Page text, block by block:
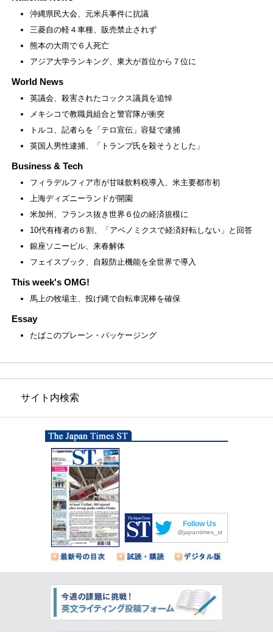
沖縄県民大会、元米兵事件に抗議
三菱自の軽４車種、販売禁止されず
熊本の大雨で６人死亡
アジア大学ランキング、東大が首位から７位に
World News
英議会、殺害されたコックス議員を追悼
メキシコで教職員組合と警官隊が衝突
トルコ、記者らを「テロ宣伝」容疑で逮捕
英国人男性逮捕、「トランプ氏を殺そうとした」
Business & Tech
フィラデルフィア市が甘味飲料税導入、米主要都市初
上海ディズニーランドが開園
米加州、フランス抜き世界６位の経済規模に
10代有権者の６割、「アベノミクスで経済好転しない」と回答
銀座ソニービル、来春解体
フェイスブック、自殺防止機能を全世界で導入
This week's OMG!
馬上の牧場主、投げ縄で自転車泥棒を確保
Essay
たばこのプレーン・パッケージング
サイト内検索
Follow Us
@japantimes_st